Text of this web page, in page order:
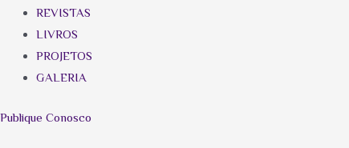
REVISTAS
LIVROS
PROJETOS
GALERIA
Publique Conosco